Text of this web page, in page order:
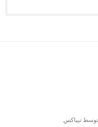
توسط تیپاکس